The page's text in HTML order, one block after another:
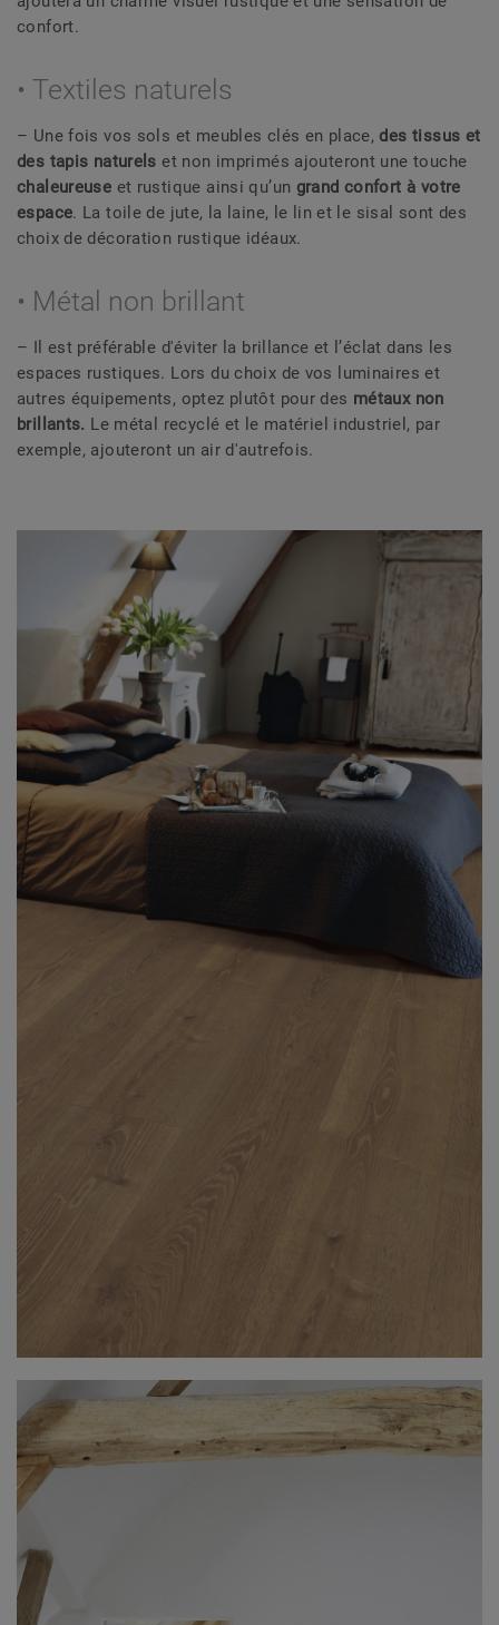
confort.
• Textiles naturels
– Une fois vos sols et meubles clés en place, des tissus et
des tapis naturels et non imprimés ajouteront une touche
chaleureuse et rustique ainsi qu’un grand confort à votre
espace. La toile de jute, la laine, le lin et le sisal sont des
choix de décoration rustique idéaux.
• Métal non brillant
– Il est préférable d'éviter la brillance et l’éclat dans les
espaces rustiques. Lors du choix de vos luminaires et
autres équipements, optez plutôt pour des métaux non
brillants. Le métal recyclé et le matériel industriel, par
exemple, ajouteront un air d'autrefois.